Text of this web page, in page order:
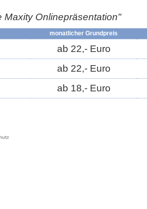
Maxity Onlinepräsentation"
monatlicher Grundpreis
ab 22,- Euro
ab 22,- Euro
ab 18,- Euro